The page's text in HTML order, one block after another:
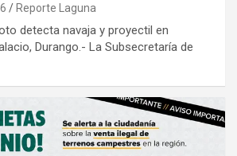
Reporte Laguna
detecta navaja y proyectil en
Durango.- La Subsecretaría de